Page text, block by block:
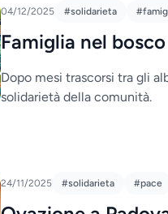
04/12/2025 #solidarieta
Famiglia nel
Dopo mesi trascorsi tra gli
solidarietà della comunità.
24/11/2025 #solidarieta #pace